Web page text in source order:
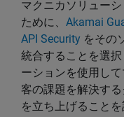
マクニカソリュー
ために、 Akamai
API Security をその
統合することを選
ーションを使用し
客の課題を解決す
を立ち上げることを